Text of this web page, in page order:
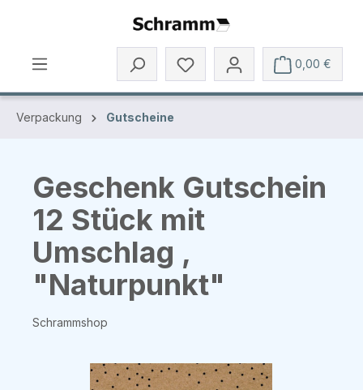
Zum Hauptinhalt springen
0,00 €
Verpackung Gutscheine
Geschenk Gutschein
12 Stück mit
Umschlag ,
"Naturpunkt"
Schrammshop
Bildergalerie überspringen